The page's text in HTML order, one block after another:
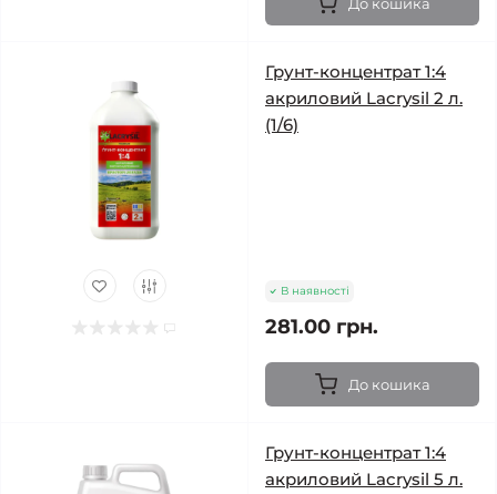
Грунт-концентрат 1:4
акриловий Lacrysil 2 л.
(1/6)
В наявності
281.00 грн.
До кошика
Грунт-концентрат 1:4
акриловий Lacrysil 5 л.